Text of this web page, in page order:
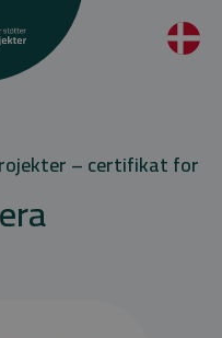
– certifikat for